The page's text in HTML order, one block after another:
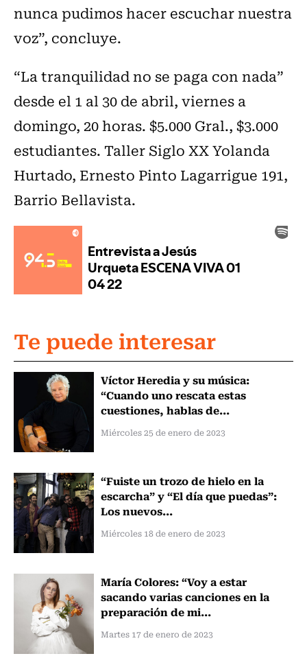
nunca pudimos hacer escuchar nuestra
voz”, concluye.
“La tranquilidad no se paga con nada”
desde el 1 al 30 de abril, viernes a
domingo, 20 horas. $5.000 Gral., $3.000
estudiantes. Taller Siglo XX Yolanda
Hurtado, Ernesto Pinto Lagarrigue 191,
Barrio Bellavista.
Te puede interesar
Víctor Heredia y su música:
“Cuando uno rescata estas
cuestiones, hablas de...
Miércoles 25 de enero de 2023
“Fuiste un trozo de hielo en la
escarcha” y “El día que puedas”:
Los nuevos...
Miércoles 18 de enero de 2023
María Colores: “Voy a estar
sacando varias canciones en la
preparación de mi...
Martes 17 de enero de 2023